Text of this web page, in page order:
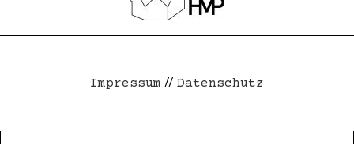
Impressum // Datenschutz